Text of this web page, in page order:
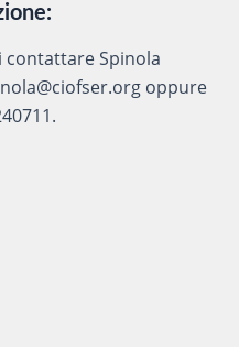
contattare Spinola
oppure